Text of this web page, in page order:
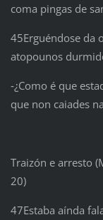
coma pingas de
45Erguéndose da
atopounos
‑¿Como é que
que non caiades
Traizón e arresto
20)
47Estaba aínda